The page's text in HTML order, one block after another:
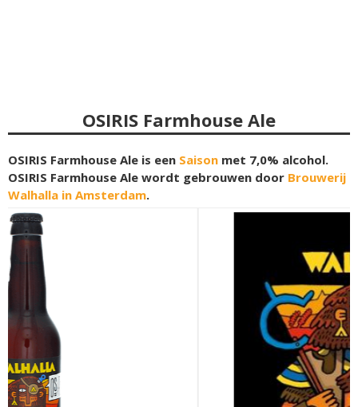
OSIRIS Farmhouse Ale
OSIRIS Farmhouse Ale is een Saison met 7,0% alcohol.
OSIRIS Farmhouse Ale wordt gebrouwen door Brouwerij
Walhalla in Amsterdam.